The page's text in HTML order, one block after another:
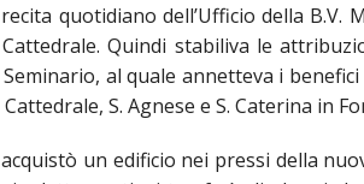
PASTORALE
PASTORALE
INSEGNAMENTO
UFFICIO LITURGICO
quotidiano dell’Ufficio della
Quindi stabiliva le
al quale annetteva i
S. Agnese e S. Caterina in
un edificio nei pressi della